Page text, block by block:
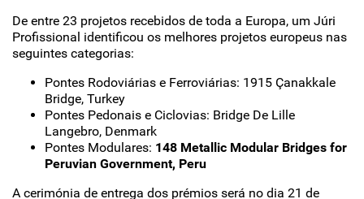
De entre 23 projetos recebidos de toda a Europa, um Júri
Profissional identificou os melhores projetos europeus nas
seguintes categorias:
Pontes Rodoviárias e Ferroviárias: 1915 Çanakkale
Bridge, Turkey
Pontes Pedonais e Ciclovias: Bridge De Lille
Langebro, Denmark
Pontes Modulares: 148 Metallic Modular Bridges for
Peruvian Government, Peru
A cerimónia de entrega dos prémios será no dia 21 de